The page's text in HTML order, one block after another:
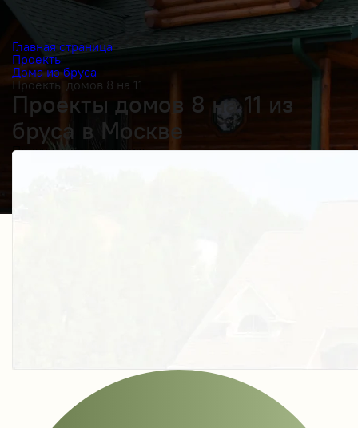
Главная страница
Проекты
Дома из бруса
Проекты домов 8 на 11
Проекты домов 8 на 11 из
бруса в Москве
Получить косультацию